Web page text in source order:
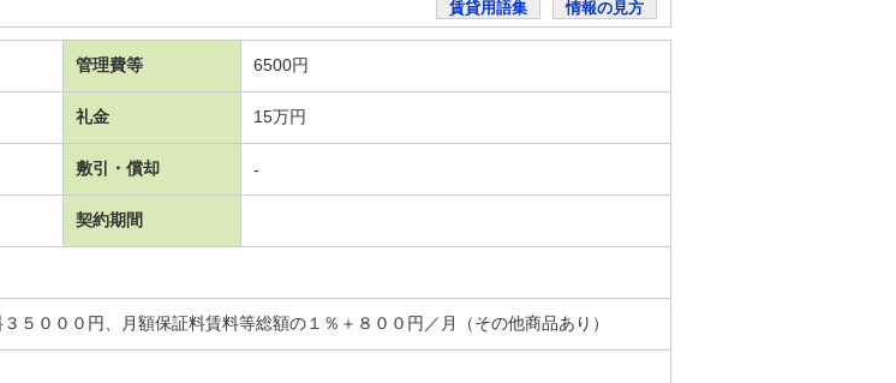
賃貸用語集 情報の見方
管理費等 6500円
礼金 15万円
敷引・償却 -
契約期間
５０００円、月額保証料賃料等総額の１％＋８００円／月（その他商品あり）